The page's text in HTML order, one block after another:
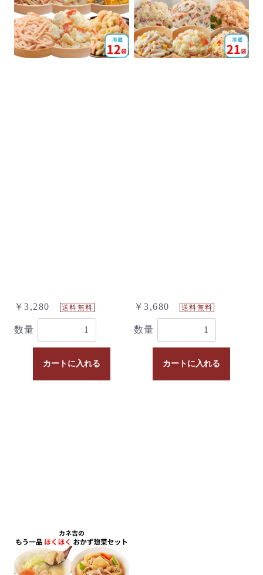
￥3,280 送料無料
数量
カートに入れる
￥3,680 送料無料
数量
カートに入れる